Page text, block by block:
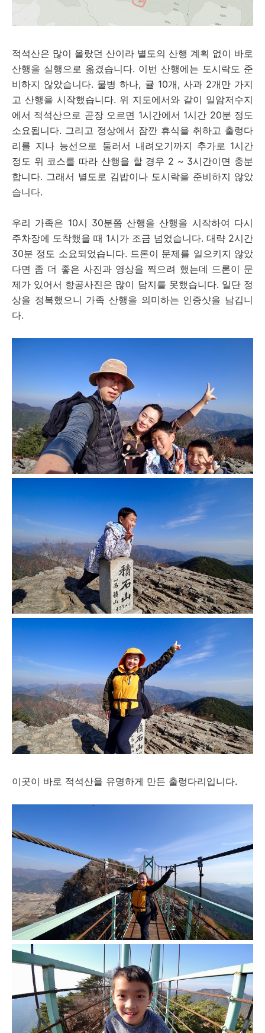
적석산은 많이 올랐던 산이라 별도의 산행 계획 없이 바로
산행을 실행으로 옮겼습니다. 이번 산행에는 도시락도 준
비하지 않았습니다. 물병 하나, 귤 10개, 사과 2개만 가지
고 산행을 시작했습니다. 위 지도에서와 같이 일암저수지
에서 적석산으로 곧장 오르면 1시간에서 1시간 20분 정도
소요됩니다. 그리고 정상에서 잠깐 휴식을 취하고 출렁다
리를 지나 능선으로 둘러서 내려오기까지 추가로 1시간
정도 위 코스를 따라 산행을 할 경우 2 ~ 3시간이면 충분
합니다. 그래서 별도로 김밥이나 도시락을 준비하지 않았
습니다.
우리 가족은 10시 30분쯤 산행을 산행을 시작하여 다시
주차장에 도착했을 때 1시가 조금 넘었습니다. 대략 2시간
30분 정도 소요되었습니다. 드론이 문제를 일으키지 않았
다면 좀 더 좋은 사진과 영상을 찍으려 했는데 드론이 문
제가 있어서 항공사진은 많이 담지를 못했습니다. 일단 정
상을 정복했으니 가족 산행을 의미하는 인증샷을 남깁니
다.
이곳이 바로 적석산을 유명하게 만든 출렁다리입니다.